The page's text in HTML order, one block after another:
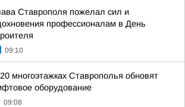
Ставрополя пожелал сил и
профессионалам в День
09:10
многоэтажках Ставрополья обновят
оборудование
09:08